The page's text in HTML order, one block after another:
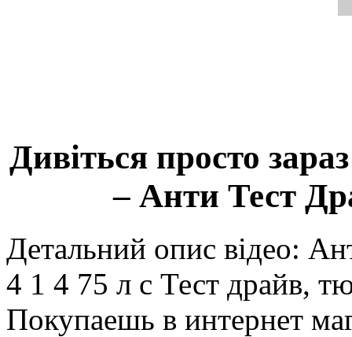
Дивіться просто
– Анти Тест
Детальний опис відео:
4 1 4 75 л с Тест драйв,
Покупаешь в интернет